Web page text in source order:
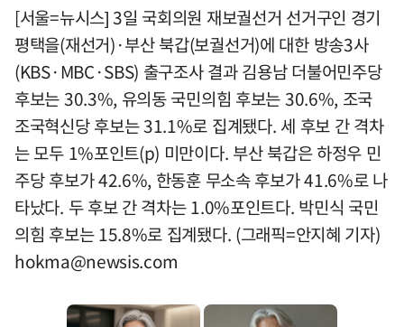
[서울=뉴시스] 3일 국회의원 재보궐선거 선거구인 경기
평택을(재선거)·부산 북갑(보궐선거)에 대한 방송3사
(KBS·MBC·SBS) 출구조사 결과 김용남 더불어민주당
후보는 30.3%, 유의동 국민의힘 후보는 30.6%, 조국
조국혁신당 후보는 31.1%로 집계됐다. 세 후보 간 격차
는 모두 1%포인트(p) 미만이다. 부산 북갑은 하정우 민
주당 후보가 42.6%, 한동훈 무소속 후보가 41.6%로 나
타났다. 두 후보 간 격차는 1.0%포인트다. 박민식 국민
의힘 후보는 15.8%로 집계됐다. (그래픽=안지혜 기자)
hokma@newsis.com